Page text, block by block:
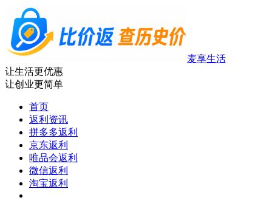
麦享生活
让生活更优惠
让创业更简单
首页
返利资讯
拼多多返利
京东返利
唯品会返利
微信返利
淘宝返利